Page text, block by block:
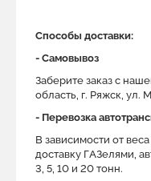
Способы доставки:
- Самовывоз
Заберите заказ с
область, г. Ряжск, ул.
- Перевозка
В зависимости от
доставку ГАЗелями,
3, 5, 10 и 20 тонн.